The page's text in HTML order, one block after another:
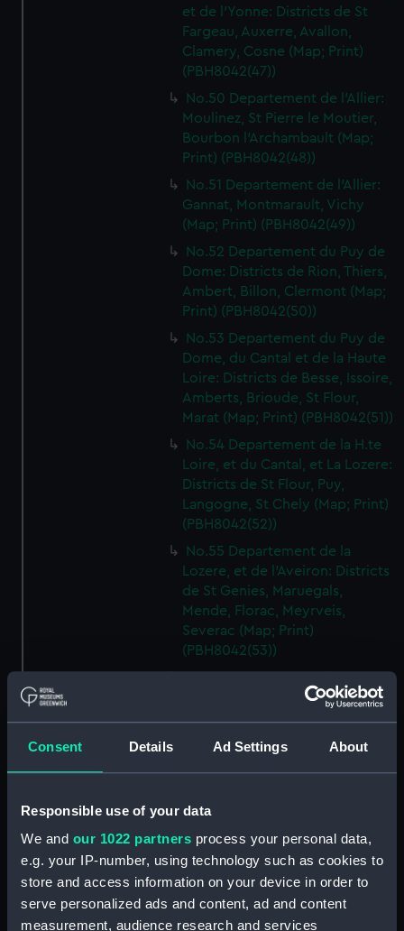
Consent Details Ad Settings About
Responsible use of your data
We and our 1022 partners process your personal data,
e.g. your IP-number, using technology such as cookies to
store and access information on your device in order to
serve personalized ads and content, ad and content
measurement, audience research and services
et de l'Yonne: Districts de St
Fargeau, Auxerre, Avallon,
Clamery, Cosne (Map; Print)
(PBH8042(47))
No.50 Departement de l'Allier:
Moulinez, St Pierre le Moutier,
Bourbon l'Archambault (Map;
Print) (PBH8042(48))
No.51 Departement de l'Allier:
Gannat, Montmarault, Vichy
(Map; Print) (PBH8042(49))
No.52 Departement du Puy de
Dome: Districts de Rion, Thiers,
Ambert, Billon, Clermont (Map;
Print) (PBH8042(50))
No.53 Departement du Puy de
Dome, du Cantal et de la Haute
Loire: Districts de Besse, Issoire,
Amberts, Brioude, St Flour,
Marat (Map; Print) (PBH8042(51))
No.54 Departement de la H.te
Loire, et du Cantal, et La Lozere:
Districts de St Flour, Puy,
Langogne, St Chely (Map; Print)
(PBH8042(52))
No.55 Departement de la
Lozere, et de l'Aveiron: Districts
de St Genies, Maruegals,
Mende, Florac, Meyrveis,
Severac (Map; Print)
(PBH8042(53))
l'Aveiron, et du Gard: Districts
Bezier, St Pons (Map; Print)
No.58 Departement de l'Aude:
District de Narbonne (Map;
Print) (PBH8042(56))
No.59 Departement de